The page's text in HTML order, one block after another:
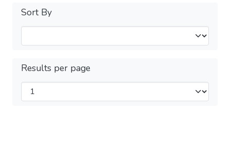
Sort By
Results per page